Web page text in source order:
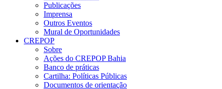
Publicações
Imprensa
Outros Eventos
Mural de Oportunidades
CREPOP
Sobre
Ações do CREPOP Bahia
Banco de práticas
Cartilha: Políticas Públicas
Documentos de orientação